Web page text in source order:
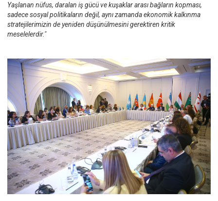
Yaşlanan nüfus, daralan iş gücü ve kuşaklar arası bağların kopması,
sadece sosyal politikaların değil, aynı zamanda ekonomik kalkınma
stratejilerimizin de yeniden düşünülmesini gerektiren kritik
meselelerdir."